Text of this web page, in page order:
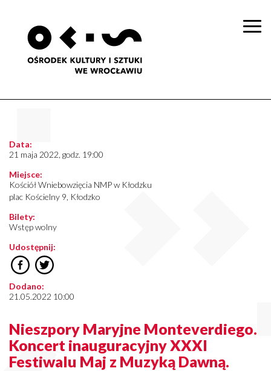
Data:
21 maja 2022, godz. 19:00
Miejsce:
Kościół Wniebowzięcia NMP w Kłodzku
plac Kościelny 9, Kłodzko
Bilety:
Wstęp wolny
Udostępnij:
Dodano:
21.05.2022 10:00
Nieszpory Maryjne Monteverdiego.
Koncert inauguracyjny XXXI
Festiwalu Maj z Muzyką Dawną.